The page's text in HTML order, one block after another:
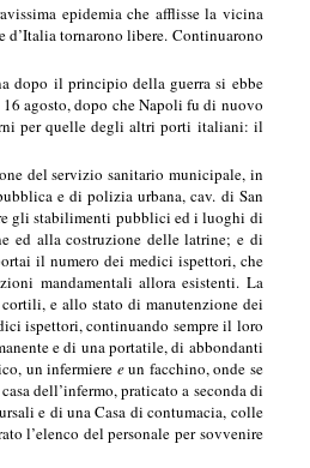
epidemia che afflisse la vicina
tornarono libere. Continuarono
dopo il principio della guerra si ebbe
agosto, dopo che Napoli fu di nuovo
per quelle degli altri porti italiani: il
del servizio sanitario municipale, in
e di polizia urbana, cav. di San
gli stabilimenti pubblici ed i luoghi di
ed alla costruzione delle latrine; e di
il numero dei medici ispettori, che
mandamentali allora esistenti. La
e allo stato di manutenzione dei
ispettori, continuando sempre il loro
e di una portatile, di abbondanti
un infermiere eun facchino, onde se
dell’infermo, praticato a seconda di
e di una Casa di contumacia, colle
l’elenco del personale per sovvenire